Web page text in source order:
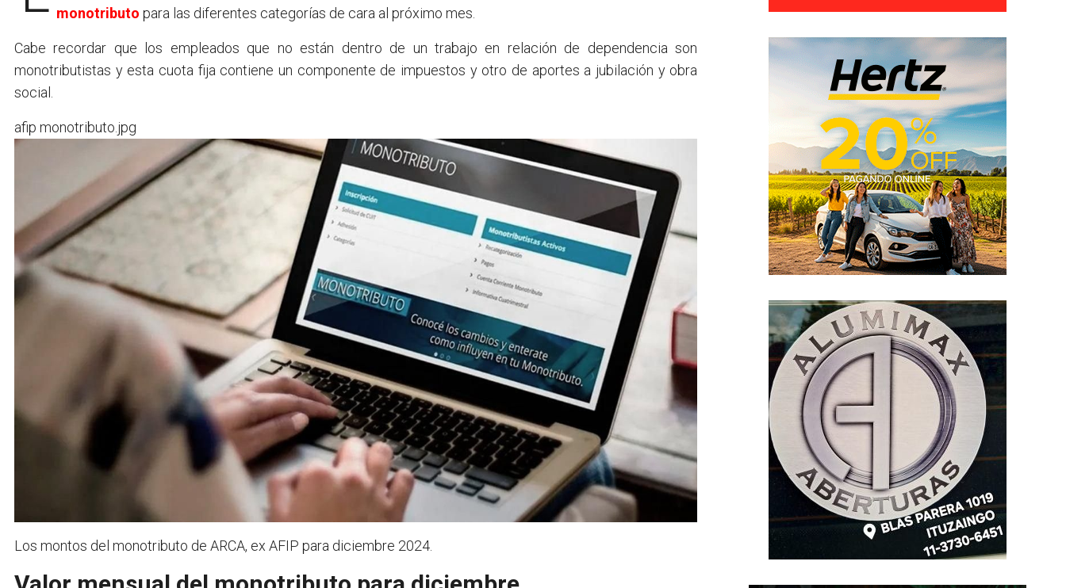
monotributo para las diferentes categorías de cara al próximo mes.
Cabe recordar que los empleados que no están dentro de un trabajo en relación de dependencia son
monotributistas y esta cuota fija contiene un componente de impuestos y otro de aportes a jubilación y obra
social.
afip monotributo.jpg
Los montos del monotributo de ARCA, ex AFIP para diciembre 2024.